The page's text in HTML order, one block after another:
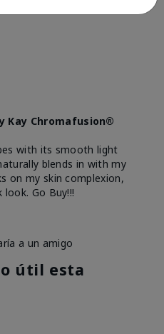
Kay Chromafusion®
with its smooth light
blends in with my
on my skin complexion,
Go Buy!!!
a un amigo
útil esta